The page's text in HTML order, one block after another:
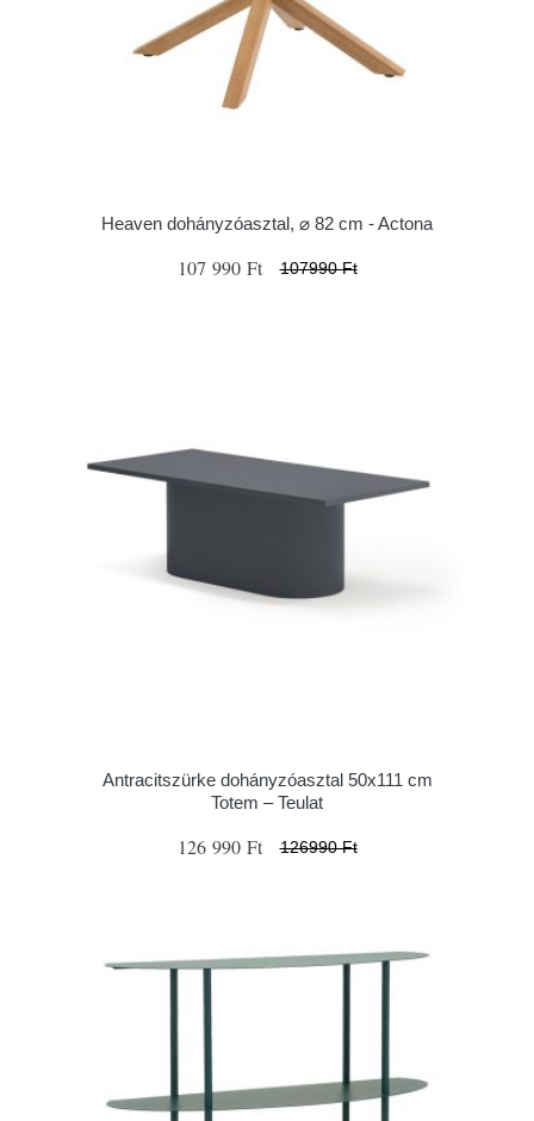
Heaven dohányzóasztal, ⌀ 82 cm - Actona
107 990 Ft 107990 Ft
Antracitszürke dohányzóasztal 50x111 cm
Totem – Teulat
126 990 Ft 126990 Ft